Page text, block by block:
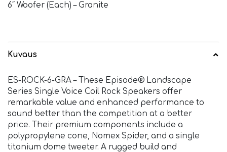
6″ Woofer (Each) – Granite
Kuvaus
ES-ROCK-6-GRA – These Episode® Landscape
Series Single Voice Coil Rock Speakers offer
remarkable value and enhanced performance to
sound better than the competition at a better
price. Their premium components include a
polypropylene cone, Nomex Spider, and a single
titanium dome tweeter. A rugged build and